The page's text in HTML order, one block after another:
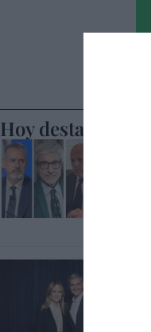
Hoy destacamos